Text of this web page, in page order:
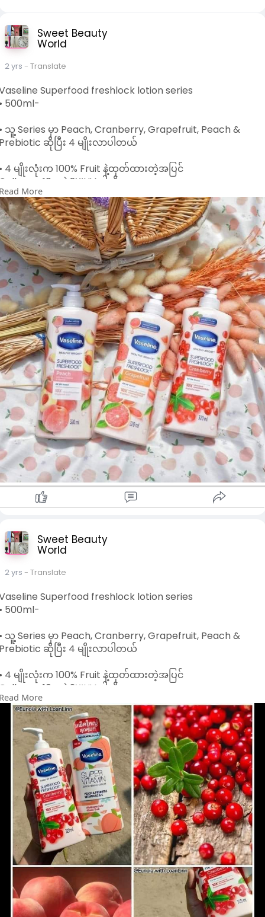
Sweet Beauty
World
2 yrs - Translate
Superfood freshlock lotion series
500ml-
သူ့ Series မှာ Peach, Cranberry, Grapefruit, Peach &
ဆိုပြီး 4 မျိုးလာပါတယ်
4 မျိုးလုံးက 100% Fruit နဲ့ထုတ်ထားတဲ့အပြင်
10ဆနဲ့ 2X’UV ပါလို့
ရမ်းလွန်ရောင်ခြည်ကိုကာကွယ်ပြီး
သားရေကို စိုပြေကြည်လင်တောက်ပစေပါတယ်
Essence Type ဖြစ်လို့ စေးကပ်ကပ်မဖြစ်စေပဲ
မ်းလိုက်တာနဲ့ အသားထဲကို စိမ့်ဝင်မြန်ပြီး
ဖြစ်စေတယ်
Moisturizing & Whitening Effect ရစေတယ်
Peach - 100% Peach Essence &
E
Grapefruit - 100% Grapefruit Essence &
A
Cranberry - 100% Cranberry Essence &
C
Peach & Prebiotic - 100% Peach Essence &
E, Vitamin B3 & C
Vitamin E
ြောက်သွေ့ပျက်စီးနေသော အသားရေကို ပြန်လည်ကောင်းမွန်စေ
ယ်
Vitamin A
သားရေကို နုပျိုကျန်းမာစေတယ်
Vitamin C
သားရောင်မညီတာ အမဲစက်ဖြစ်တာကို
မျိုးလုံးက အသီးနံ့သင်းသင်းလေးတွေနော်
More
Sweet Beauty
World
2 yrs - Translate
Superfood freshlock lotion series
500ml-
သူ့ Series မှာ Peach, Cranberry, Grapefruit, Peach &
ဆိုပြီး 4 မျိုးလာပါတယ်
4 မျိုးလုံးက 100% Fruit နဲ့ထုတ်ထားတဲ့အပြင်
10ဆနဲ့ 2X’UV ပါလို့
ရမ်းလွန်ရောင်ခြည်ကိုကာကွယ်ပြီး
သားရေကို စိုပြေကြည်လင်တောက်ပစေပါတယ်
Essence Type ဖြစ်လို့ စေးကပ်ကပ်မဖြစ်စေပဲ
မ်းလိုက်တာနဲ့ အသားထဲကို စိမ့်ဝင်မြန်ပြီး
ဖြစ်စေတယ်
Moisturizing & Whitening Effect ရစေတယ်
Peach - 100% Peach Essence &
E
Grapefruit - 100% Grapefruit Essence &
A
Cranberry - 100% Cranberry Essence &
C
Peach & Prebiotic - 100% Peach Essence &
E, Vitamin B3 & C
More